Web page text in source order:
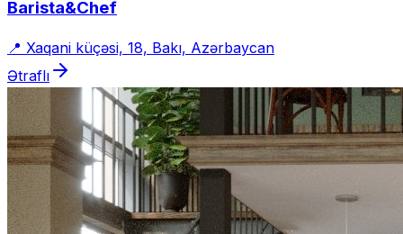
Barista&Chef
📍 Xaqani küçəsi, 18, Bakı, Azərbaycan
Ətraflı